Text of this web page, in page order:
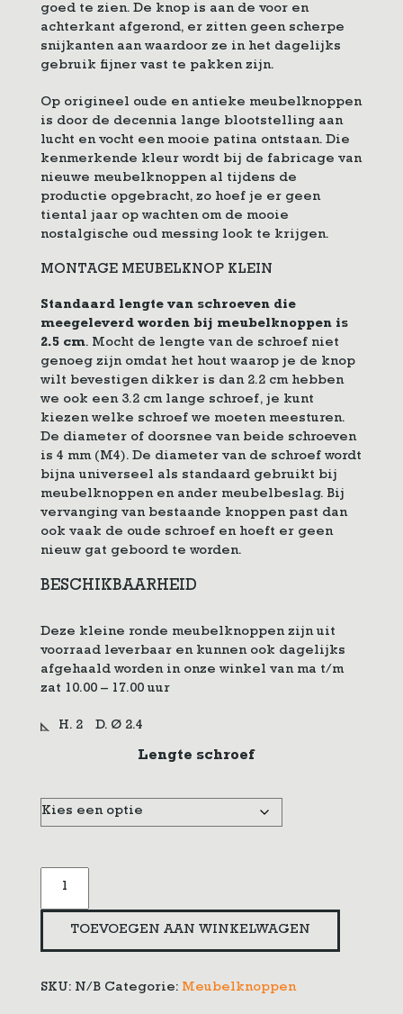
goed te zien. De knop is aan de voor en
achterkant afgerond, er zitten geen scherpe
snijkanten aan waardoor ze in het dagelijks
gebruik fijner vast te pakken zijn.
Op origineel oude en antieke meubelknoppen
is door de decennia lange blootstelling aan
lucht en vocht een mooie patina ontstaan. Die
kenmerkende kleur wordt bij de fabricage van
nieuwe meubelknoppen al tijdens de
productie opgebracht, zo hoef je er geen
tiental jaar op wachten om de mooie
nostalgische oud messing look te krijgen.
MONTAGE MEUBELKNOP KLEIN
Standaard lengte van schroeven die
meegeleverd worden bij meubelknoppen is
2.5 cm. Mocht de lengte van de schroef niet
genoeg zijn omdat het hout waarop je de knop
wilt bevestigen dikker is dan 2.2 cm hebben
we ook een 3.2 cm lange schroef, je kunt
kiezen welke schroef we moeten meesturen.
De diameter of doorsnee van beide schroeven
is 4 mm (M4). De diameter van de schroef wordt
bijna universeel als standaard gebruikt bij
meubelknoppen en ander meubelbeslag. Bij
vervanging van bestaande knoppen past dan
ook vaak de oude schroef en hoeft er geen
nieuw gat geboord te worden.
BESCHIKBAARHEID
Deze kleine ronde meubelknoppen zijn uit
voorraad leverbaar en kunnen ook dagelijks
afgehaald worden in onze winkel van ma t/m
zat 10.00 – 17.00 uur
H. 2 D. Ø 2.4
Lengte schroef
klein
aantalTOEVOEGEN AAN WINKELWAGEN
SKU: N/B Categorie: Meubelknoppen